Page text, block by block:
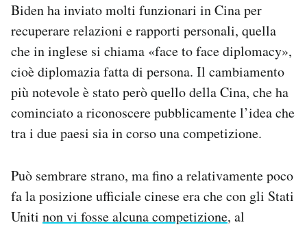
Biden ha inviato molti funzionari in Cina per
recuperare relazioni e rapporti personali, quella
che in inglese si chiama «face to face diplomacy»,
cioè diplomazia fatta di persona. Il cambiamento
più notevole è stato però quello della Cina, che ha
cominciato a riconoscere pubblicamente l’idea che
tra i due paesi sia in corso una competizione.
Può sembrare strano, ma fino a relativamente poco
fa la posizione ufficiale cinese era che con gli Stati
Uniti non vi fosse alcuna competizione, al